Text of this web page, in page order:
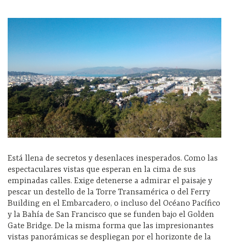
Está llena de secretos y desenlaces inesperados. Como las
espectaculares vistas que esperan en la cima de sus
empinadas calles. Exige detenerse a admirar el paisaje y
pescar un destello de la Torre Transamérica o del Ferry
Building en el Embarcadero, o incluso del Océano Pacífico
y la Bahía de San Francisco que se funden bajo el Golden
Gate Bridge. De la misma forma que las impresionantes
vistas panorámicas se despliegan por el horizonte de la